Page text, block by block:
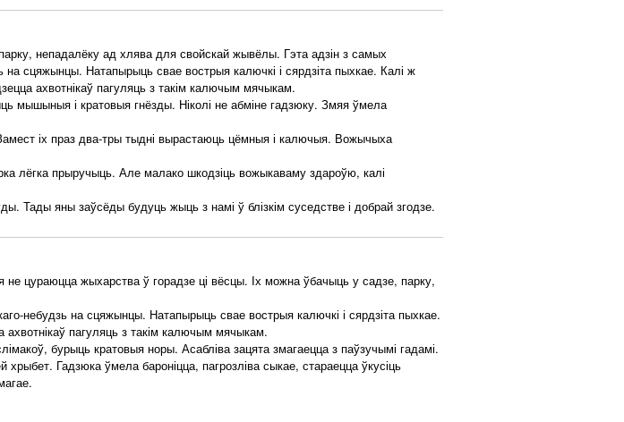
непадалёку ад хлява для свойскай жывёлы. Гэта адзін з самых
сцяжынцы. Натапырыць свае вострыя калючкі і сярдзіта пыхкае. Калі ж
ахвотнікаў пагуляць з такім калючым мячыкам.
і кратовыя гнёзды. Ніколі не абміне гадзюку. Змяя ўмела
іх праз два-тры тыдні вырастаюць цёмныя і калючыя. Вожычыха
прыручыць. Але малако шкодзіць вожыкаваму здароўю, калі
Тады яны заўсёды будуць жыць з намі ў блізкім суседстве і добрай згодзе.
цураюцца жыхарства ў горадзе ці вёсцы. Іх можна ўбачыць у садзе, парку,
небудзь на сцяжынцы. Натапырыць свае вострыя калючкі і сярдзіта пыхкае.
пагуляць з такім калючым мячыкам.
бурыць кратовыя норы. Асабліва зацята змагаецца з паўзучымі гадамі.
хрыбет. Гадзюка ўмела бароніцца, пагрозліва сыкае, стараецца ўкусіць